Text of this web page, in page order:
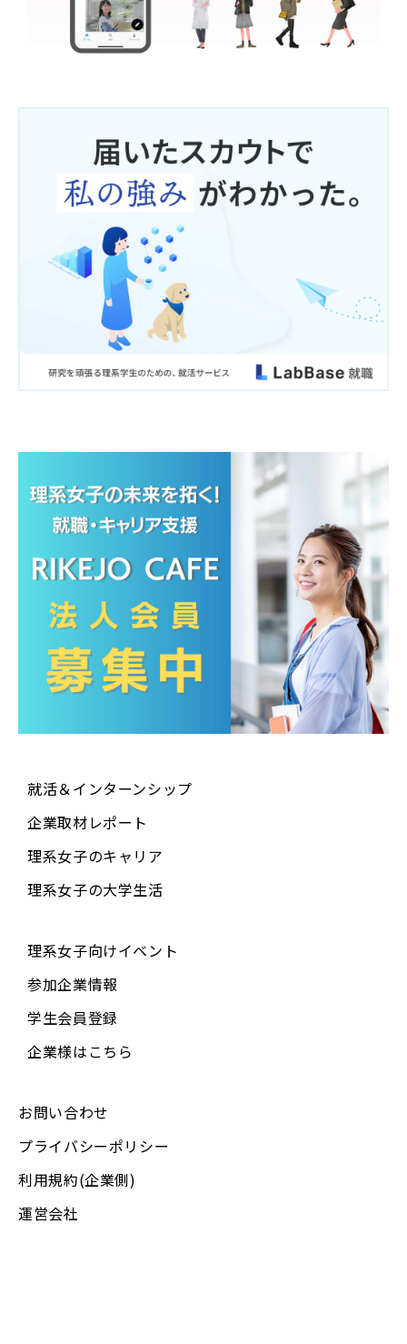
利用者が第三者に不利益を及ぼすと判断した場合。
場合。
公衆衛生の向上又は児童の健全な育成の推進のため
に特に必要がある場合であって、利用者本人の同意
を得ることが困難である場合。
国の機関もしくは地方公共団体又はその委託を受け
た者が法令の定める事務を遂行することに対して協
力する必要がある場合であって、利用者本人の同意
を得ることにより当該事務の遂行に支障を及ぼすお
それがある場合。
裁判所、検察庁、警察、弁護士会、消費者センター
又はこれらに準じた権限を有する機関から、個人情
報についての開示を求められた場合。
法令により開示又は提供が許容されている場合。
以下の場合に個人情報の提供を受ける者は、第三者
に該当しないこととします。
当社が利用目的の達成に必要な範囲内において個人
情報の取り扱いの全部又は一部を委託する場合。な
お、委託先における個人情報の取り扱いについては
当社が責任を負います。
当社の合併その他の事由による事業の承継に伴って
個人情報が提供される場合。
■ 第三者提供に関する免責事項
利用者自らが本サービスの機能又は別の手段を用い
て特定の企業に個人情報を明らかにする場合。
に入力した情報により、期せずして本人が特定でき
本サービスからリンクされる外部サイトにおいて、
た場合。
利用者本人以外が利用者個人を識別できる情報（会
員ID・パスワード等）を入手した場合。
委託する場合があります。委託を行う場合には、充
分な個人情報保護水準を確保していることを条件と
結んだ上で行います。又、当該委託先における管理
については必要かつ適切な監督を行います。
就活＆インターンシップ
企業取材レポート
理系女子のキャリア
理系女子の大学生活
理系女子向けイベント
参加企業情報
学生会員登録
企業様はこちら
お問い合わせ
プライバシーポリシー
利用規約(企業側)
運営会社